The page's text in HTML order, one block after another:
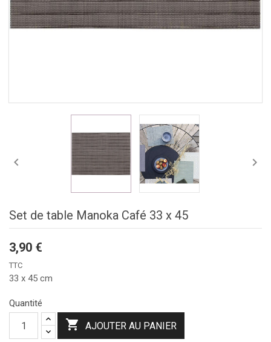
 
Set de table Manoka Café 33 x 45
3,90 €
TTC
33 x 45 cm
Quantité
 AJOUTER AU PANIER